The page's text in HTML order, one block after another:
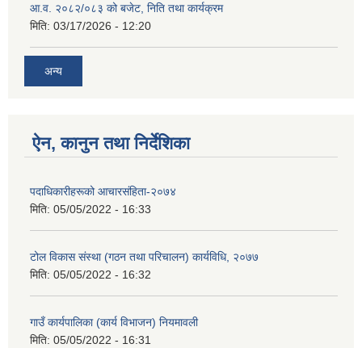
आ.व. २०८२/०८३ को बजेट, निति तथा कार्यक्रम
मिति: 03/17/2026 - 12:20
अन्य
ऐन, कानुन तथा निर्देशिका
पदाधिकारीहरूको आचारसंहिता-२०७४
मिति: 05/05/2022 - 16:33
टोल विकास संस्था (गठन तथा परिचालन) कार्यविधि, २०७७
मिति: 05/05/2022 - 16:32
गाउँ कार्यपालिका (कार्य विभाजन) नियमावली
मिति: 05/05/2022 - 16:31